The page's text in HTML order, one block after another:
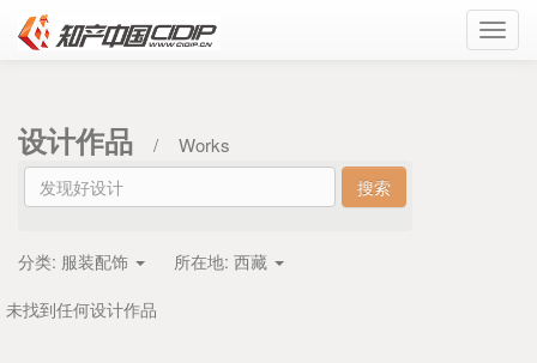
设计作品 / Works
分类: 服装配饰 所在地: 西藏
未找到任何设计作品